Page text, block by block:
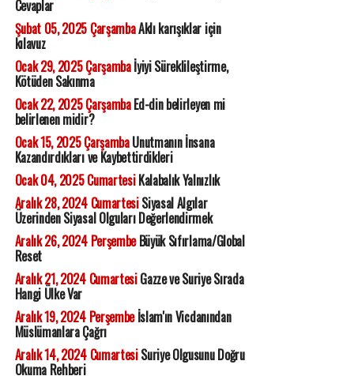
Cevaplar
Şubat 05, 2025 ÇarşambaAklı karışıklar için
kılavuz
Ocak 29, 2025 Çarşambaİyiyi Süreklileştirme,
Kötüden Sakınma
Ocak 22, 2025 ÇarşambaEd-din belirleyen mi
belirlenen midir?
Ocak 15, 2025 ÇarşambaUnutmanın İnsana
Kazandırdıkları ve Kaybettirdikleri
Ocak 04, 2025 CumartesiKalabalık Yalnızlık
Aralık 28, 2024 CumartesiSiyasal Algılar
Üzerinden Siyasal Olguları Değerlendirmek
Aralık 26, 2024 PerşembeBüyük Sıfırlama/Global
Reset
Aralık 21, 2024 CumartesiGazze ve Suriye Sırada
Hangi Ülke Var
Aralık 19, 2024 Perşembeİslam'ın Vicdanından
Müslümanlara Çağrı
Aralık 14, 2024 CumartesiSuriye Olgusunu Doğru
Okuma Rehberi